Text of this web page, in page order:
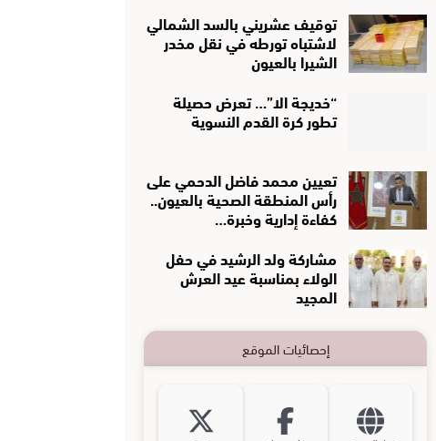
توقيف عشريني بالسد الشمالي
لاشتباه تورطه في نقل مخدر
الشيرا بالعيون
“خديجة الا”… تعرض حصيلة
تطور كرة القدم النسوية
تعيين محمد فاضل الدحمي على
رأس المنطقة الصحية بالعيون..
كفاءة إدارية وخبرة…
مشاركة ولد الرشيد في حفل
الولاء بمناسبة عيد العرش
المجيد
إحصائيات الموقع